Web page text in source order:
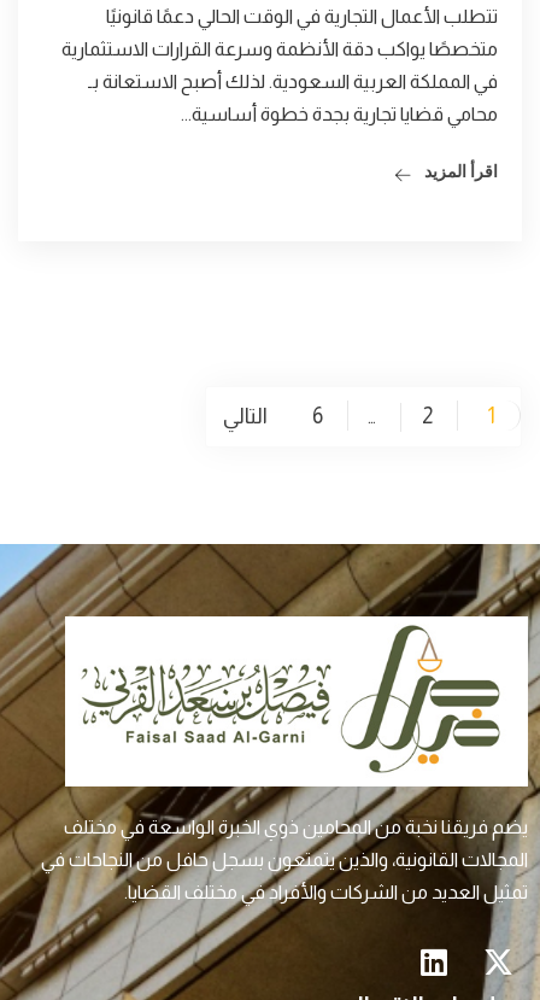
تتطلب الأعمال التجارية في الوقت الحالي دعمًا قانونيًا
متخصصًا يواكب دقة الأنظمة وسرعة القرارات الاستثمارية
في المملكة العربية السعودية. لذلك أصبح الاستعانة بـ
محامي قضايا تجارية بجدة خطوة أساسية...
اقرأ المزيد
1
2
…
6 التالي
يضم فريقنا نخبة من المحامين ذوي الخبرة الواسعة في مختلف
المجالات القانونية، والذين يتمتعون بسجل حافل من النجاحات في
تمثيل العديد من الشركات والأفراد في مختلف القضايا.